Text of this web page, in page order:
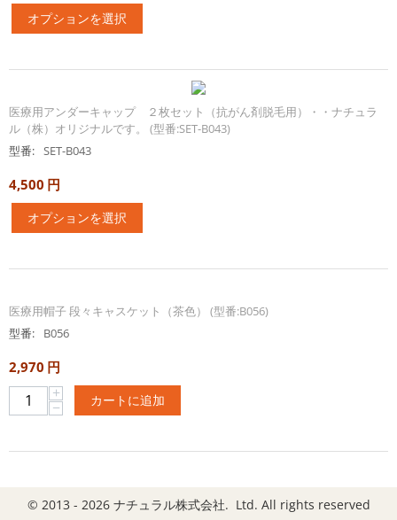
オプションを選択
医療用アンダーキャップ ２枚セット（抗がん剤脱毛用）・・ナチュラ
ル（株）オリジナルです。 (型番:SET-B043)
型番: SET-B043
4,500 円
オプションを選択
医療用帽子 段々キャスケット（茶色） (型番:B056)
型番:
B056
2,970 円
+
− カートに追加
© 2013 - 2026 ナチュラル株式会社. Ltd. All rights reserved